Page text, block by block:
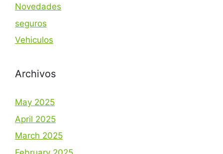
Novedades
seguros
Vehiculos
Archivos
May 2025
April 2025
March 2025